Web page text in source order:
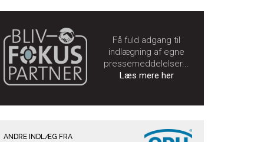
Få fuld adgang til
indlægning af egne
pressemeddelelser...
Læs mere her
ANDRE INDLÆG FRA